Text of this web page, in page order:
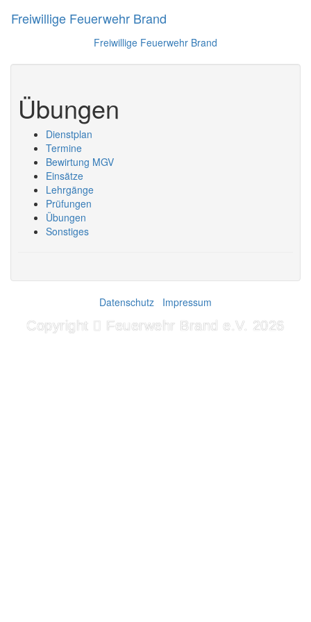
Freiwillige Feuerwehr Brand
Freiwillige Feuerwehr Brand
Übungen
Dienstplan
Termine
Bewirtung MGV
Einsätze
Lehrgänge
Prüfungen
Übungen
Sonstiges
Datenschutz Impressum
Copyright Feuerwehr Brand e.V. 2026